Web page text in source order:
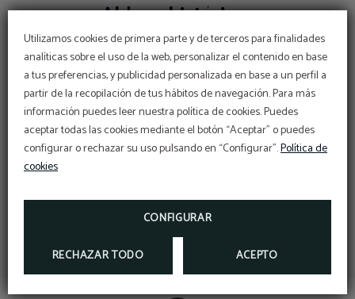
Utilizamos cookies de primera parte y de terceros para finalidades
analíticas sobre el uso de la web, personalizar el contenido en base
a tus preferencias, y publicidad personalizada en base a un perfil a
partir de la recopilación de tus hábitos de navegación. Para más
información puedes leer nuestra política de cookies. Puedes
aceptar todas las cookies mediante el botón “Aceptar” o puedes
configurar o rechazar su uso pulsando en “Configurar”.Política de
cookies
CONFIGURAR
RECHAZAR TODO ACEPTO
Aldeas históricas